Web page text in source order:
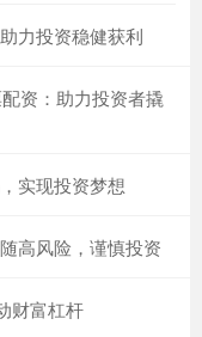
力投资稳健获利
资：助力投资者撬
实现投资梦想
高风险，谨慎投资
财富杠杆